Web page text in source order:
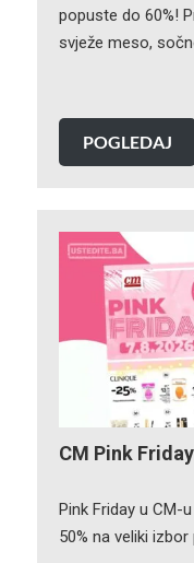
popuste do 60%!
svježe meso,
POGLEDAJ
CM Pink
Pink Friday u CM-
50% na veliki izbor